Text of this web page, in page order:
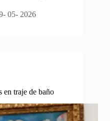
05- 2026
traje de baño